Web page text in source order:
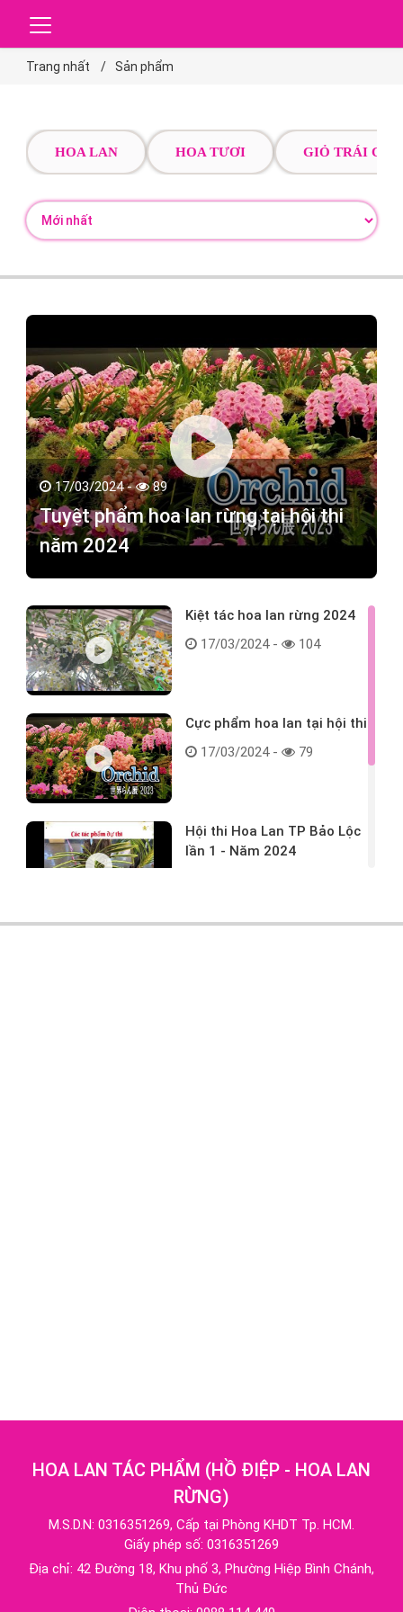
Trang nhất Sản phẩm
HOA LAN HOA TƯƠI GIỎ TRÁI CÂY
17/03/2024 - 89
Tuyệt phẩm hoa lan rừng tại hội thi
năm 2024
Kiệt tác hoa lan rừng 2024
17/03/2024 -
104
Cực phẩm hoa lan tại hội thi
17/03/2024 -
79
Hội thi Hoa Lan TP Bảo Lộc
lần 1 - Năm 2024
HOA LAN TÁC PHẨM (HỒ ĐIỆP - HOA LAN
RỪNG)
M.S.D.N: 0316351269, Cấp tại Phòng KHDT Tp. HCM.
Giấy phép số: 0316351269
Địa chỉ: 42 Đường 18, Khu phố 3, Phường Hiệp Bình Chánh,
Thủ Đức